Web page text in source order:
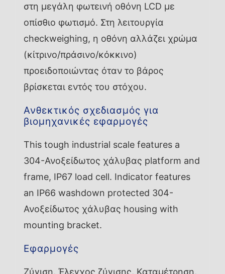
στη μεγάλη φωτεινή οθόνη LCD με
οπίσθιο φωτισμό. Στη λειτουργία
checkweighing, η οθόνη αλλάζει χρώμα
(κίτρινο/πράσινο/κόκκινο)
προειδοποιώντας όταν το βάρος
βρίσκεται εντός του στόχου.
Ανθεκτικός σχεδιασμός για
βιομηχανικές εφαρμογές
This tough industrial scale features a
304-Ανοξείδωτος χάλυβας platform and
frame, IP67 load cell. Indicator features
an IP66 washdown protected 304-
Ανοξείδωτος χάλυβας housing with
mounting bracket.
Εφαρμογές
Ζύγιση, Έλεγχος ζύγισης, Καταμέτρηση,